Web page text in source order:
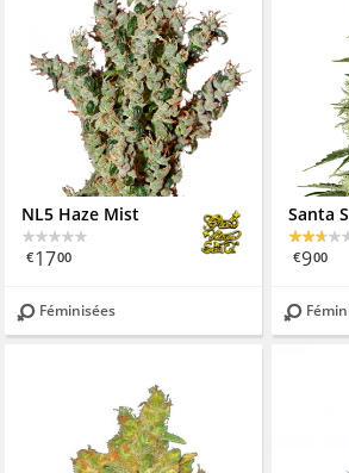
NL5 Haze Mist
€1700
Féminisées
Santa
€900